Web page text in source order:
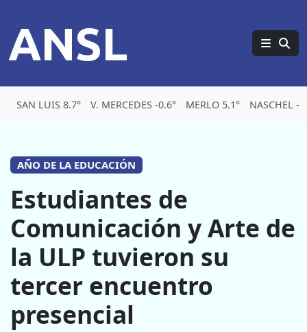
ANSL
SAN LUIS 8.7° V. MERCEDES -0.6° MERLO 5.1° NASCHEL -
AÑO DE LA EDUCACIÓN
Estudiantes de
Comunicación y Arte de
la ULP tuvieron su
tercer encuentro
presencial